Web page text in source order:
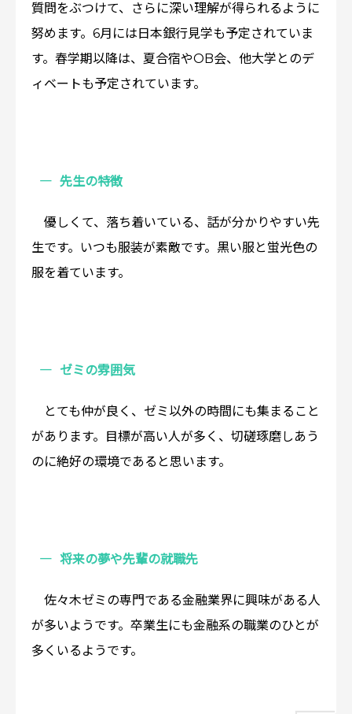
質問をぶつけて、さらに深い理解が得られるように
努めます。6月には日本銀行見学も予定されていま
す。春学期以降は、夏合宿やOB会、他大学とのデ
ィベートも予定されています。
先生の特徴
優しくて、落ち着いている、話が分かりやすい先
生です。いつも服装が素敵です。黒い服と蛍光色の
服を着ています。
ゼミの雰囲気
とても仲が良く、ゼミ以外の時間にも集まること
があります。目標が高い人が多く、切磋琢磨しあう
のに絶好の環境であると思います。
将来の夢や先輩の就職先
佐々木ゼミの専門である金融業界に興味がある人
が多いようです。卒業生にも金融系の職業のひとが
多くいるようです。